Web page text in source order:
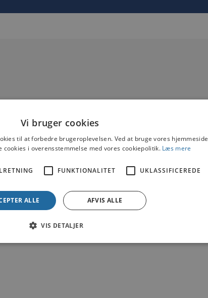
Vi bruger cookies
til at forbedre brugeroplevelsen. Ved at bruge vores hjemmeside
cookies i overensstemmelse med vores cookiepolitik. Læs mere
FUNKTIONALITET UKLASSIFICEREDE
ALLE AFVIS ALLE
VIS DETALJER